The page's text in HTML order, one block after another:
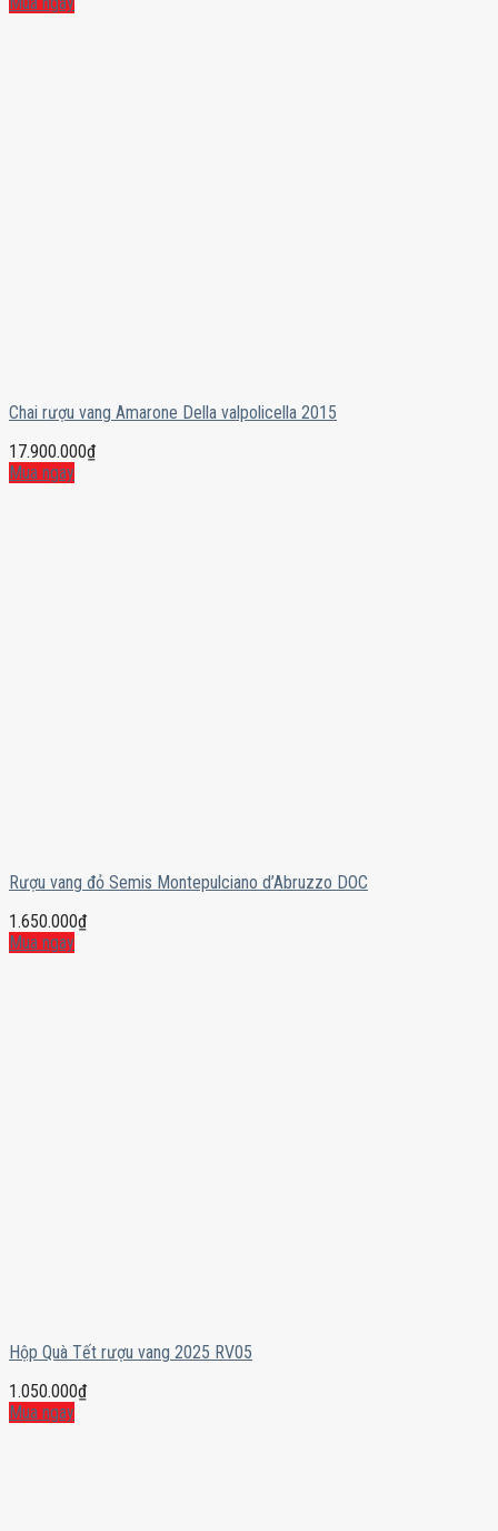
Chai rượu vang Amarone Della valpolicella 2015
17.900.000₫
Mua ngay
Rượu vang đỏ Semis Montepulciano d’Abruzzo DOC
1.650.000₫
Mua ngay
Hộp Quà Tết rượu vang 2025 RV05
1.050.000₫
Mua ngay